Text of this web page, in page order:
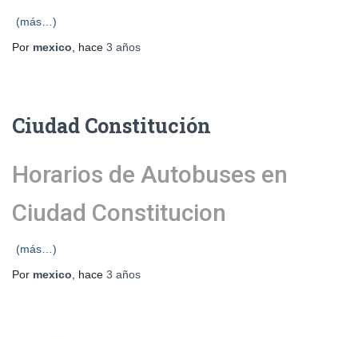
(más…)
Por mexico , hace 3 años
Ciudad Constitución
Horarios de Autobuses en
Ciudad Constitucion
(más…)
Por mexico , hace 3 años